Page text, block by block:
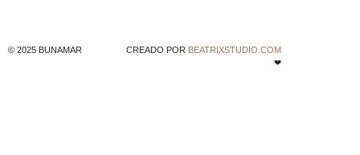
© 2025 BUNAMAR CREADO POR BEATRIXSTUDIO.COM
❤